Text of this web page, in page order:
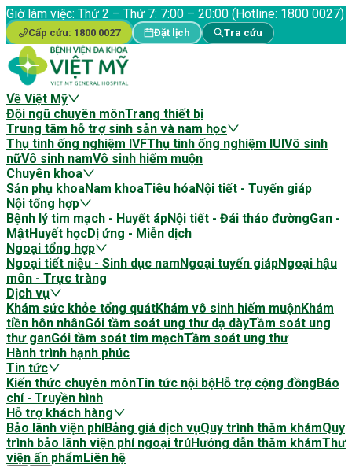
Giờ làm việc: Thứ 2 – Thứ 7: 7:00 – 20:00 (Hotline: 1800 0027)
Cấp cứu: 1800 0027 Đặt lịch Tra cứu
Về Việt Mỹ
Đội ngũ chuyên mônTrang thiết bị
Trung tâm hỗ trợ sinh sản và nam học
Thụ tinh ống nghiệm IVFThụ tinh ống nghiệm IUIVô sinh
nữVô sinh namVô sinh hiếm muộn
Chuyên khoa
Sản phụ khoaNam khoaTiêu hóaNội tiết - Tuyến giáp
Nội tổng hợp
Bệnh lý tim mạch - Huyết ápNội tiết - Đái tháo đườngGan -
MậtHuyết họcDị ứng - Miễn dịch
Ngoại tổng hợp
Ngoại tiết niệu - Sinh dục namNgoại tuyến giápNgoại hậu
môn - Trực tràng
Dịch vụ
Khám sức khỏe tổng quátKhám vô sinh hiếm muộnKhám
tiền hôn nhânGói tầm soát ung thư dạ dàyTầm soát ung
thư ganGói tầm soát tim mạchTầm soát ung thư
Hành trình hạnh phúc
Tin tức
Kiến thức chuyên mônTin tức nội bộHỗ trợ cộng đồngBáo
chí - Truyền hình
Hỗ trợ khách hàng
Bảo lãnh viện phíBảng giá dịch vụQuy trình thăm khámQuy
trình bảo lãnh viện phí ngoại trúHướng dẫn thăm khámThư
viện ấn phẩmLiên hệ